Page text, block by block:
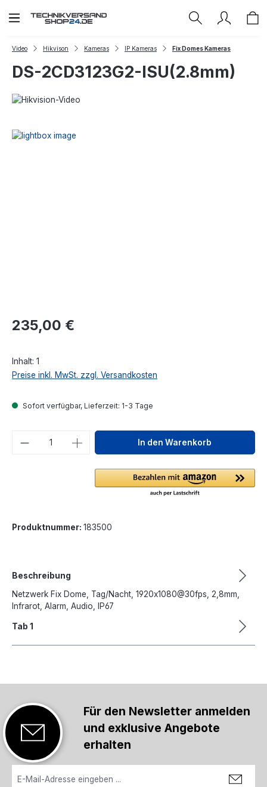
Zum Hauptinhalt springen
Video Hikvison Kameras IP Kameras Fix Domes Kameras
DS-2CD3123G2-ISU(2.8mm)
Regulärer Preis:
235,00 €
Inhalt: 1
Preise inkl. MwSt. zzgl. Versandkosten
Sofort verfügbar, Lieferzeit: 1-3 Tage
Produkt Anzahl: Gib denIn den Warenkorb
Produktnummer: 183500
Beschreibung
Netzwerk Fix Dome, Tag/Nacht, 1920x1080@30fps, 2,8mm,
Infrarot, Alarm, Audio, IP67
Tab 1
Für den Newsletter anmelden
und exklusive Angebote
erhalten